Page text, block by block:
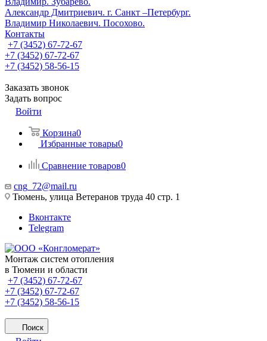
Александр Дмитриевич. г. Санкт –Петербург.
Владимир Николаевич. Посохово.
Контакты
+7 (3452) 67-72-67
+7 (3452) 67-72-67
+7 (3452) 58-56-15
Заказать звонок
Задать вопрос
Войти
Корзина0
Избранные товары0
Сравнение товаров0
cng_72@mail.ru
Тюмень, улица Ветеранов труда 40 стр. 1
Вконтакте
Telegram
Монтаж систем отопления
в Тюмени и области
+7 (3452) 67-72-67
+7 (3452) 67-72-67
+7 (3452) 58-56-15
Поиск